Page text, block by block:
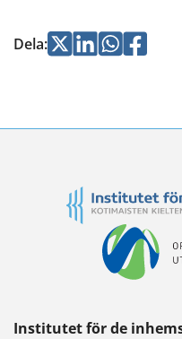
Dela:Jaa Jaa Jaa
Jaa
Institutet för de